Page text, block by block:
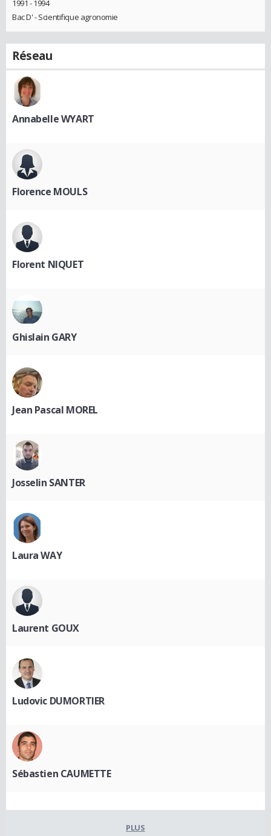
1991 - 1994
Bac D' - Scientifique agronomie
Réseau
Annabelle WYART
Florence MOULS
Florent NIQUET
Ghislain GARY
Jean Pascal MOREL
Josselin SANTER
Laura WAY
Laurent GOUX
Ludovic DUMORTIER
Sébastien CAUMETTE
PLUS